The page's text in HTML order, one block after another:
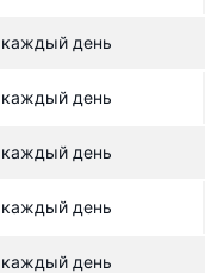
каждый день
каждый день
каждый день
каждый день
каждый день